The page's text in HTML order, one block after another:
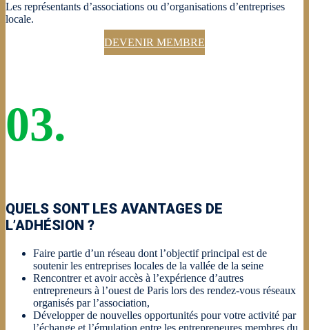
Les représentants d’associations ou d’organisations d’entreprises
locale.
DEVENIR MEMBRE
03.
QUELS SONT LES AVANTAGES DE
L’ADHÉSION ?
Faire partie d’un réseau dont l’objectif principal est de
soutenir les entreprises locales de la vallée de la seine
Rencontrer et avoir accès à l’expérience d’autres
entrepreneurs à l’ouest de Paris lors des rendez-vous réseaux
organisés par l’association,
Développer de nouvelles opportunités pour votre activité par
l’échange et l’émulation entre les entrepreneures membres du